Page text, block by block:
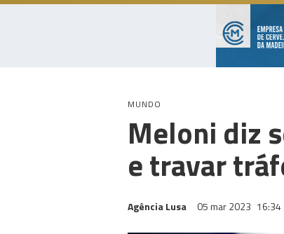
MUNDO
Meloni diz
e travar
Agência Lusa 05 mar 2023 16:34